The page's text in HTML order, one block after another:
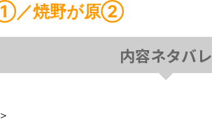
①／焼野が原➁
内容ネタバレ